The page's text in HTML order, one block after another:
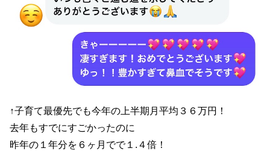
↑子育て最優先でも今年の上半期月平均３６万円！
去年もすでにすごかったのに
昨年の１年分を６ヶ月でで１.４倍！